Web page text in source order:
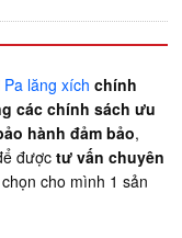
Pa lăng xíchchính
các chính sách ưu
hành đảm bảo,
đượctư vấn chuyên
cho mình 1 sản